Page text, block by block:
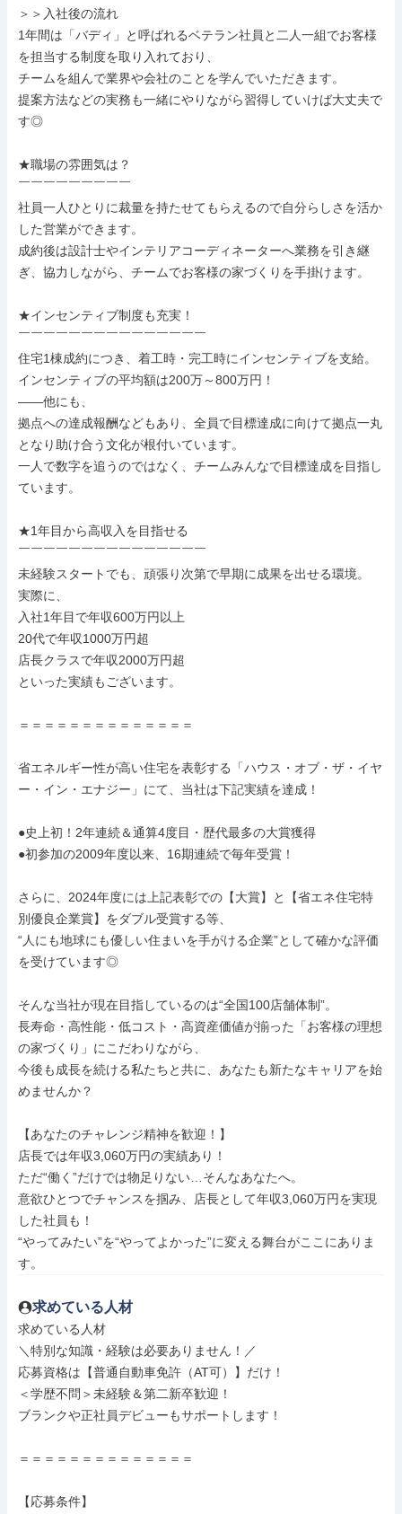
＞＞入社後の流れ
1年間は「バディ」と呼ばれるベテラン社員と二人一組でお客様
を担当する制度を取り入れており、
チームを組んで業界や会社のことを学んでいただきます。
提案方法などの実務も一緒にやりながら習得していけば大丈夫で
す◎
★職場の雰囲気は？
￣￣￣￣￣￣￣￣￣
社員一人ひとりに裁量を持たせてもらえるので自分らしさを活か
した営業ができます。
成約後は設計士やインテリアコーディネーターへ業務を引き継
ぎ、協力しながら、チームでお客様の家づくりを手掛けます。
★インセンティブ制度も充実！
￣￣￣￣￣￣￣￣￣￣￣￣￣￣￣
住宅1棟成約につき、着工時・完工時にインセンティブを支給。
インセンティブの平均額は200万～800万円！
――他にも、
拠点への達成報酬などもあり、全員で目標達成に向けて拠点一丸
となり助け合う文化が根付いています。
一人で数字を追うのではなく、チームみんなで目標達成を目指し
ています。
★1年目から高収入を目指せる
￣￣￣￣￣￣￣￣￣￣￣￣￣￣￣
未経験スタートでも、頑張り次第で早期に成果を出せる環境。
実際に、
入社1年目で年収600万円以上
20代で年収1000万円超
店長クラスで年収2000万円超
といった実績もございます。
＝＝＝＝＝＝＝＝＝＝＝＝＝＝
省エネルギー性が高い住宅を表彰する「ハウス・オブ・ザ・イヤ
ー・イン・エナジー」にて、当社は下記実績を達成！
●史上初！2年連続＆通算4度目・歴代最多の大賞獲得
●初参加の2009年度以来、16期連続で毎年受賞！
さらに、2024年度には上記表彰での【大賞】と【省エネ住宅特
別優良企業賞】をダブル受賞する等、
“人にも地球にも優しい住まいを手がける企業”として確かな評価
を受けています◎
そんな当社が現在目指しているのは“全国100店舗体制”。
長寿命・高性能・低コスト・高資産価値が揃った「お客様の理想
の家づくり」にこだわりながら、
今後も成長を続ける私たちと共に、あなたも新たなキャリアを始
めませんか？
【あなたのチャレンジ精神を歓迎！】
店長では年収3,060万円の実績あり！
ただ“働く”だけでは物足りない…そんなあなたへ。
意欲ひとつでチャンスを掴み、店長として年収3,060万円を実現
した社員も！
“やってみたい”を“やってよかった”に変える舞台がここにありま
す。
求めている人材
求めている人材
＼特別な知識・経験は必要ありません！／
応募資格は【普通自動車免許（AT可）】だけ！
＜学歴不問＞未経験＆第二新卒歓迎！
ブランクや正社員デビューもサポートします！
＝＝＝＝＝＝＝＝＝＝＝＝＝＝
【応募条件】